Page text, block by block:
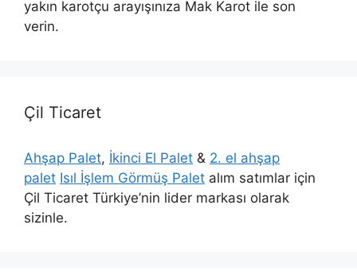
yakın karotçu arayışınıza Mak Karot ile son
verin.
Çil Ticaret
Ahşap Palet, İkinci El Palet & 2. el ahşap
palet Isıl İşlem Görmüş Palet alım satımlar için
Çil Ticaret Türkiye’nin lider markası olarak
sizinle.